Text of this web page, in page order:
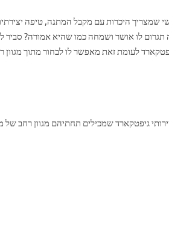
שמצריך היכרות עם מקבל המתנה, טיפה
לו אושר ושמחה כמו שהיא אמורה?
לעומת זאת מאפשר לו לבחור מתוך
גיפטקארד שמכילים תחתיהם מגוון רחב של